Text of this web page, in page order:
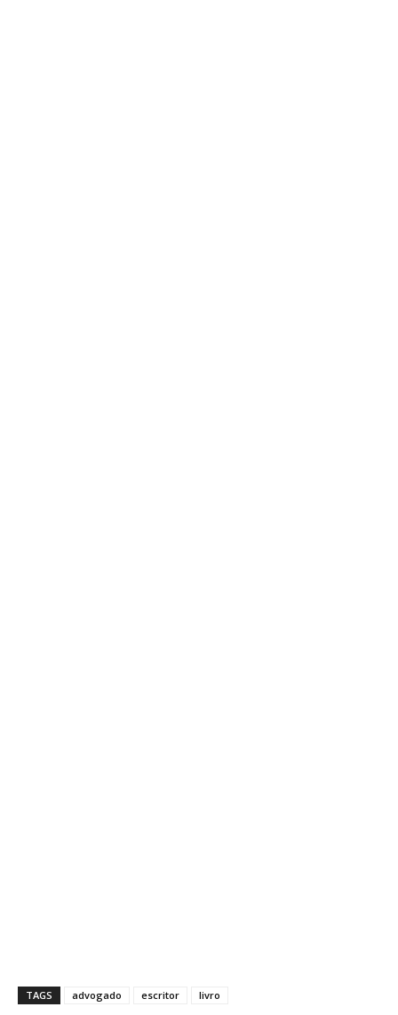
TAGS advogado escritor livro